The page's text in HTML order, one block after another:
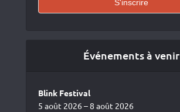
Événements à venir
Blink Festival
5 août 2026 – 8 août 2026